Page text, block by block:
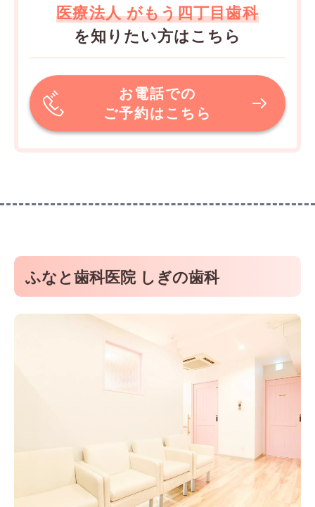
医療法人 がもう四丁目歯科
を知りたい方はこちら
お電話での
ご予約はこちら
ふなと歯科医院 しぎの歯科